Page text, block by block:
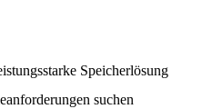
Speicherlösung
suchen